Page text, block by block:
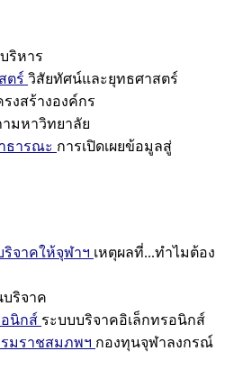
ริหาร
ตร์ วิสัยทัศน์และยุทธศาสตร์
รงสร้างองค์กร
มหาวิทยาลัย
ธารณะ การเปิดเผยข้อมูลสู่
ริจาคให้จุฬาฯ เหตุผลที่...ทำไมต้อง
บริจาค
อนิกส์ ระบบบริจาคอิเล็กทรอนิกส์
มราชสมภพฯ กองทุนจุฬาลงกรณ์